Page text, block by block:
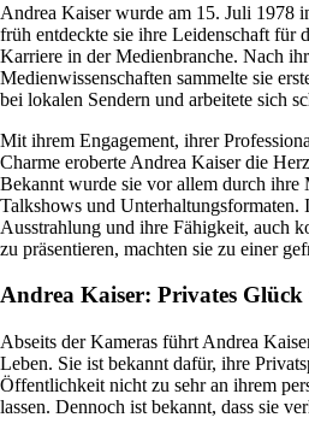
Andrea Kaiser wurde am 15. Juli 1978
früh entdeckte sie ihre Leidenschaft für
Karriere in der Medienbranche. Nach
Medienwissenschaften sammelte sie
bei lokalen Sendern und arbeitete sich
Mit ihrem Engagement, ihrer
Charme eroberte Andrea Kaiser die
Bekannt wurde sie vor allem durch ihre
Talkshows und Unterhaltungsformaten.
Ausstrahlung und ihre Fähigkeit, auch
zu präsentieren, machten sie zu einer
Andrea Kaiser: Privates
Abseits der Kameras führt Andrea
Leben. Sie ist bekannt dafür, ihre
Öffentlichkeit nicht zu sehr an ihrem
lassen. Dennoch ist bekannt, dass sie